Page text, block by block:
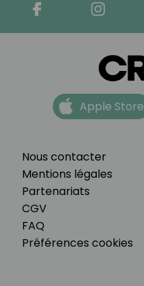
Nous contacter
Mentions légales
Partenariats
CGV
FAQ
Préférences cookies
Apple Store